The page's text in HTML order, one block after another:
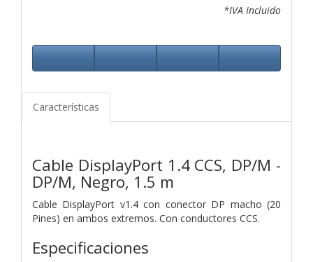
*IVA Incluido
Características
Cable DisplayPort 1.4 CCS, DP/M -
DP/M, Negro, 1.5 m
Cable DisplayPort v1.4 con conector DP macho (20
Pines) en ambos extremos. Con conductores CCS.
Especificaciones